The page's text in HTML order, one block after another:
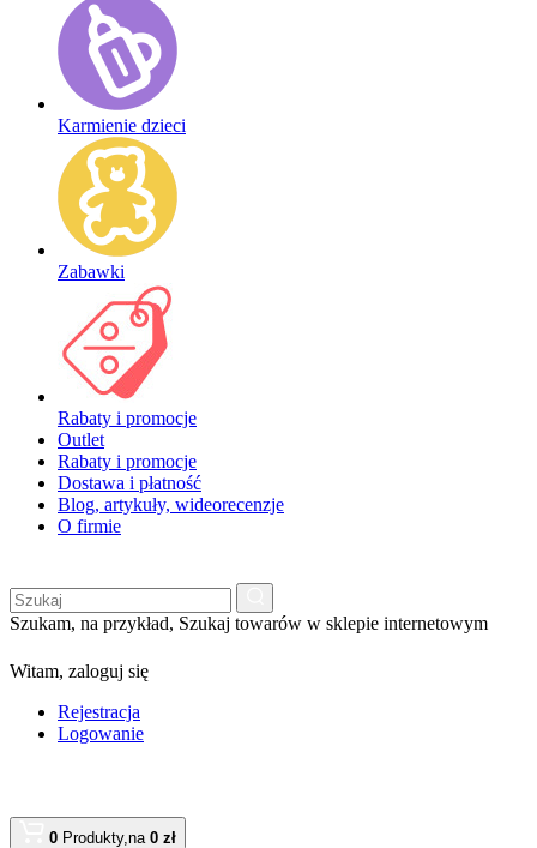
Karmienie dzieci
Zabawki
Rabaty i promocje
Outlet
Rabaty i promocje
Dostawa i płatność
Blog, artykuły, wideorecenzje
O firmie
Szukam, na przykład, Szukaj towarów w sklepie internetowym
Witam, zaloguj się
Rejestracja
Logowanie
0 Produkty,na 0 zł